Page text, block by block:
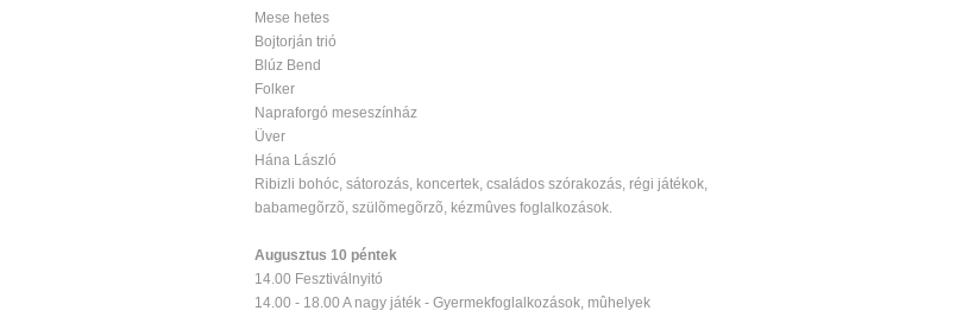
Mese hetes
Bojtorján trió
Blúz Bend
Folker
Napraforgó meseszínház
Üver
Hána László
Ribizli bohóc, sátorozás, koncertek, családos szórakozás, régi játékok,
babamegõrzõ, szülõmegõrzõ, kézmûves foglalkozások.
Augusztus 10 péntek
14.00 Fesztiválnyitó
14.00 - 18.00 A nagy játék - Gyermekfoglalkozások, mûhelyek